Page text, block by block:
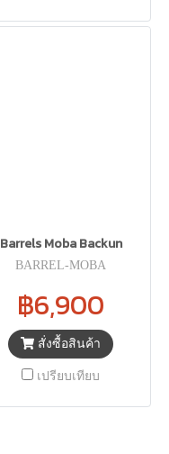
Barrels Moba Backun
BARREL-MOBA
฿6,900
สั่งซื้อสินค้า
เปรียบเทียบ